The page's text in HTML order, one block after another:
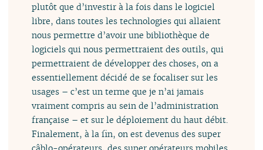
plutôt que d’investir à la fois dans le logiciel
libre, dans toutes les technologies qui allaient
nous permettre d’avoir une bibliothèque de
logiciels qui nous permettraient des outils, qui
permettraient de développer des choses, on a
essentiellement décidé de se focaliser sur les
usages – c’est un terme que je n’ai jamais
vraiment compris au sein de l’administration
française – et sur le déploiement du haut débit.
Finalement, à la fin, on est devenus des super
câblo-opérateurs, des super opérateurs mobiles,